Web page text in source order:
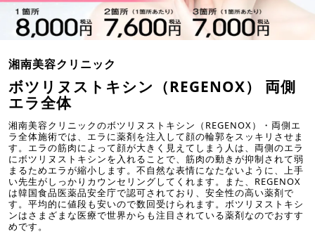
湘南美容クリニック
ボツリヌストキシン（REGENOX） 両側
エラ全体
湘南美容クリニックのボツリヌストキシン（REGENOX）・両側エ
ラ全体施術では、エラに薬剤を注入して顔の輪郭をスッキリさせま
す。エラの筋肉によって顔が大きく見えてしまう人は、両側のエラ
にボツリヌストキシンを入れることで、筋肉の動きが抑制されて弱
まるためエラが縮小します。不自然な表情になたないように、上手
い先生がしっかりカウンセリングしてくれます。また、REGENOX
は韓国食品医薬品安全庁で認可されており、安全性の高い薬剤で
す。平均的に値段も安いので数回受けられます。ボツリヌストキシ
ンはさまざまな医療で世界からも注目されている薬剤なのでおすす
めです。